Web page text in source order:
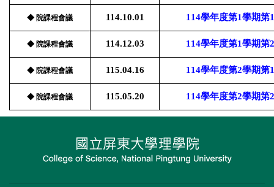
◆ 院課程會議 114.10.01 114學年度第1學期第
◆ 院課程會議 114.12.03 114學年度第1學期第
◆ 院課程會議 115.04.16 114學年度第2學期第
◆ 院課程會議 115.05.20 114學年度第2學期第